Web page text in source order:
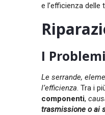
e l’efficienza
I
Le serrande,
l’efficienza. Tra i
componenti,
trasmissione o ai